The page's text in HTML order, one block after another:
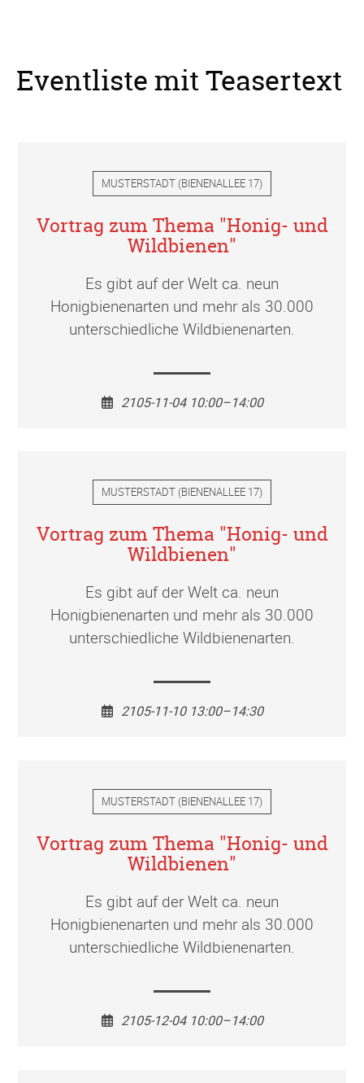
Eventliste mit Teasertext
MUSTERSTADT (BIENENALLEE 17)
Vortrag zum Thema "Honig- und
Wildbienen"
Es gibt auf der Welt ca. neun
Honigbienenarten und mehr als 30.000
unterschiedliche Wildbienenarten.
2105-11-04 10:00–14:00
MUSTERSTADT (BIENENALLEE 17)
Vortrag zum Thema "Honig- und
Wildbienen"
Es gibt auf der Welt ca. neun
Honigbienenarten und mehr als 30.000
unterschiedliche Wildbienenarten.
2105-11-10 13:00–14:30
MUSTERSTADT (BIENENALLEE 17)
Vortrag zum Thema "Honig- und
Wildbienen"
Es gibt auf der Welt ca. neun
Honigbienenarten und mehr als 30.000
unterschiedliche Wildbienenarten.
2105-12-04 10:00–14:00